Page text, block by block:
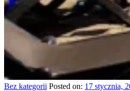
Bez kategorii Posted on: 17 stycznia,